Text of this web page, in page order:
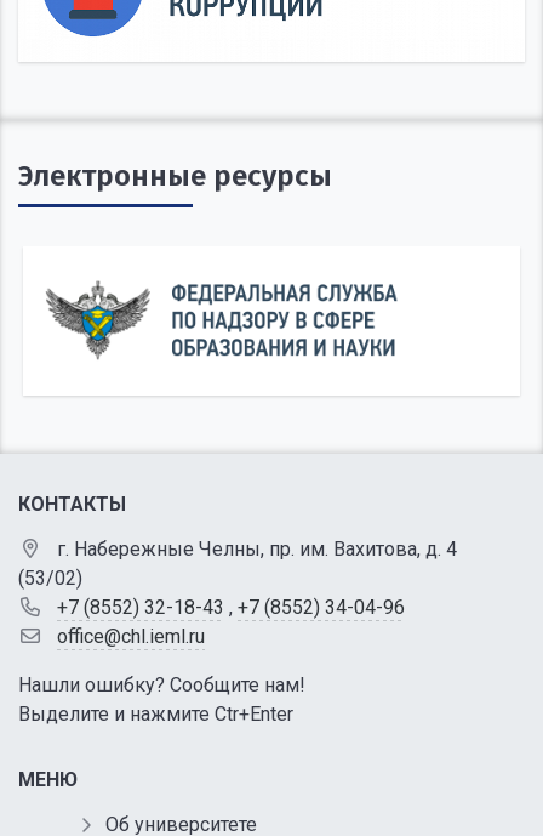
Электронные ресурсы
КОНТАКТЫ
г. Набережные Челны, пр. им. Вахитова, д. 4
(53/02)
+7 (8552) 32-18-43 , +7 (8552) 34-04-96
office@chl.ieml.ru
Нашли ошибку? Сообщите нам!
Выделите и нажмите Ctr+Enter
МЕНЮ
Об университете